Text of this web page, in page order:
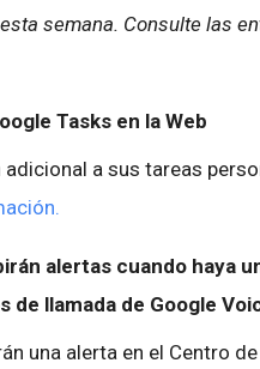
semana. Consulte las
Tasks en la Web
a sus tareas
alertas cuando haya
llamada de Google
una alerta en el Centro